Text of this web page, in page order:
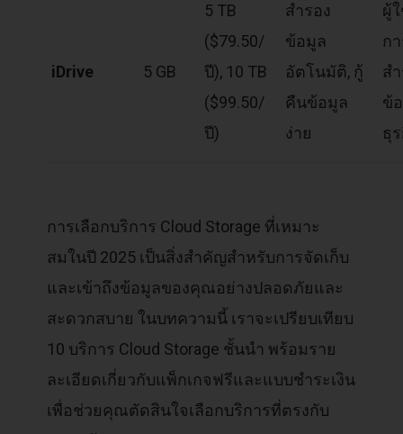
iDrive 5 GB
5 TB
($79.50/
ปี), 10 TB
($99.50/
ปี)
สำรอง
ข้อมูล
อัตโนมัติ, กู้
คืนข้อมูล
ง่าย
ผู้
ก
ส
ข้
ธุ
การเลือกบริการ Cloud Storage ที่เหมาะ
สมในปี 2025 เป็นสิ่งสำคัญสำหรับการจัดเก็บ
และเข้าถึงข้อมูลของคุณอย่างปลอดภัยและ
สะดวกสบาย ในบทความนี้ เราจะเปรียบเทียบ
10 บริการ Cloud Storage ชั้นนำ พร้อมราย
ละเอียดเกี่ยวกับแพ็กเกจฟรีและแบบชำระเงิน
เพื่อช่วยคุณตัดสินใจเลือกบริการที่ตรงกับ